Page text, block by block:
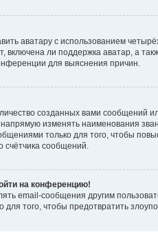
аватару с использованием
включена ли поддержка аватар, а
для выяснения причин.
созданных вами сообщений
изменять наименования
только для того, чтобы
сообщений.
на конференцию!
email-сообщения другим
того, чтобы предотвратить